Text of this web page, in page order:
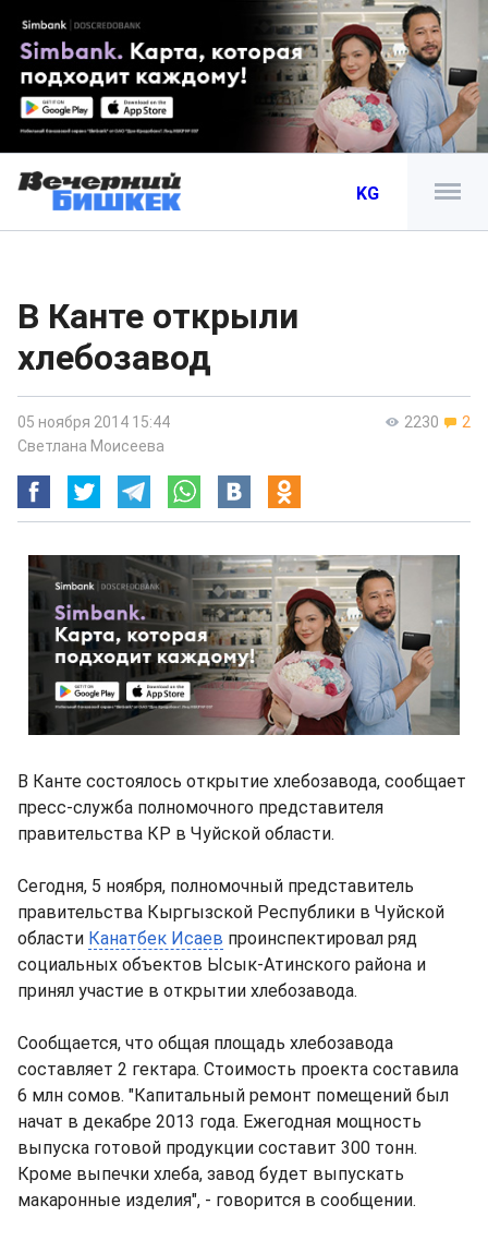
KG
В Канте открыли
хлебозавод
2230 2
05 ноября 2014 15:44
Светлана Моисеева
В Канте состоялось открытие хлебозавода, сообщает
пресс-служба полномочного представителя
правительства КР в Чуйской области.
Сегодня, 5 ноября, полномочный представитель
правительства Кыргызской Республики в Чуйской
области Канатбек Исаев проинспектировал ряд
социальных объектов Ысык-Атинского района и
принял участие в открытии хлебозавода.
Сообщается, что общая площадь хлебозавода
составляет 2 гектара. Стоимость проекта составила
6 млн сомов. "Капитальный ремонт помещений был
начат в декабре 2013 года. Ежегодная мощность
выпуска готовой продукции составит 300 тонн.
Кроме выпечки хлеба, завод будет выпускать
макаронные изделия", - говорится в сообщении.